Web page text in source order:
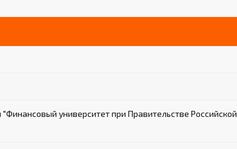
университет при Правительстве Российской